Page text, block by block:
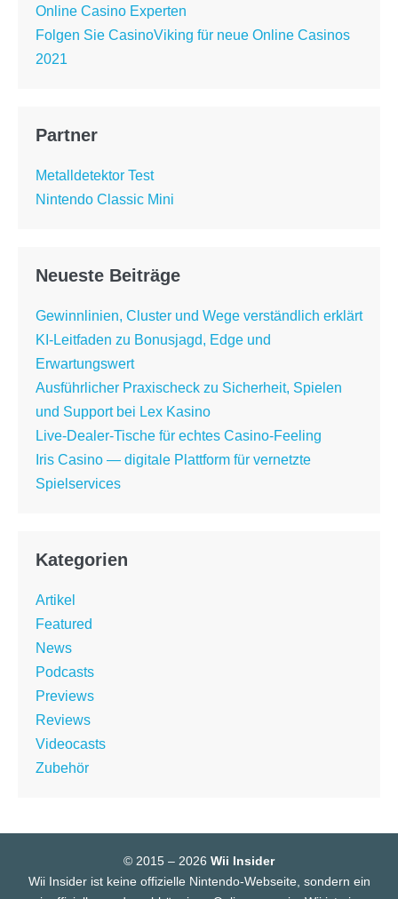
Online Casino Experten
Folgen Sie CasinoViking für neue Online Casinos
2021
Partner
Metalldetektor Test
Nintendo Classic Mini
Neueste Beiträge
Gewinnlinien, Cluster und Wege verständlich erklärt
KI-Leitfaden zu Bonusjagd, Edge und
Erwartungswert
Ausführlicher Praxischeck zu Sicherheit, Spielen
und Support bei Lex Kasino
Live-Dealer-Tische für echtes Casino-Feeling
Iris Casino — digitale Plattform für vernetzte
Spielservices
Kategorien
Artikel
Featured
News
Podcasts
Previews
Reviews
Videocasts
Zubehör
© 2015 – 2026 Wii Insider
Wii Insider ist keine offizielle Nintendo-Webseite, sondern ein